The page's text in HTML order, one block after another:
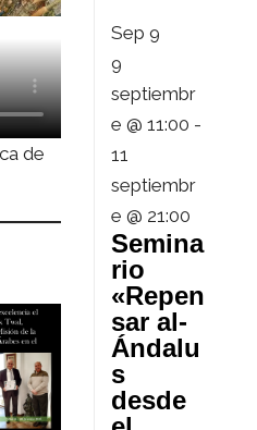
de
Sep9
9
septiembr
e @ 11:00 -
11
septiembr
e @ 21:00
Semina
rio
«Repen
sar al-
Ándalu
s
desde